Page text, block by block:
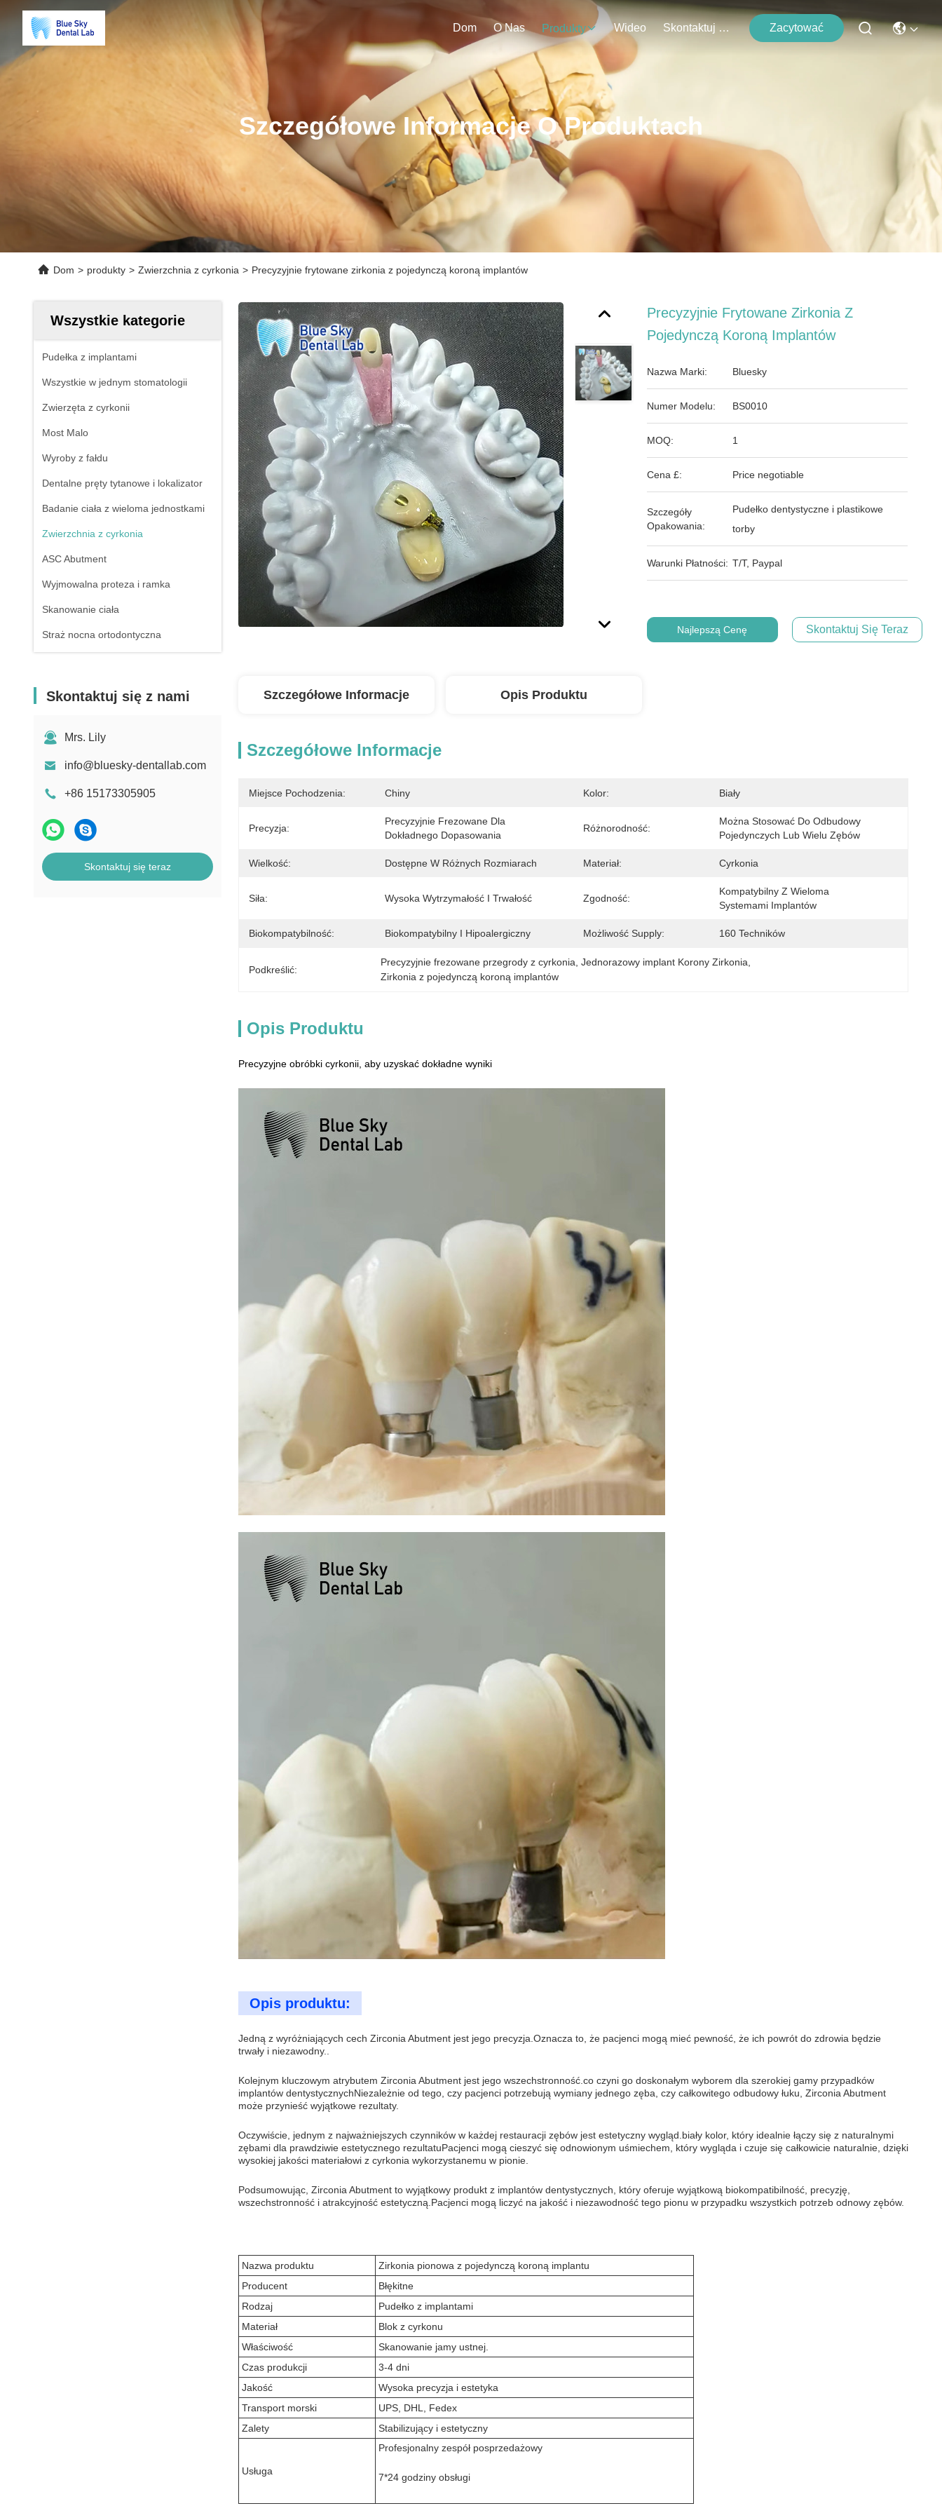
Dom O Nas Produkty Wideo Skontaktuj Się Z Nami Zacytować
Szczegółowe Informacje O Produktach
Dom > produkty > Zwierzchnia z cyrkonia > Precyzyjnie frytowane zirkonia z pojedynczą koroną implantów
Wszystkie kategorie
Pudełka z implantami
Wszystkie w jednym stomatologii
Zwierzęta z cyrkonii
Most Malo
Wyroby z fałdu
Dentalne pręty tytanowe i lokalizator
Badanie ciała z wieloma jednostkami
Zwierzchnia z cyrkonia
ASC Abutment
Wyjmowalna proteza i ramka
Skanowanie ciała
Straż nocna ortodontyczna
Skontaktuj się z nami
Mrs. Lily
info@bluesky-dentallab.com
+86 15173305905
Skontaktuj się teraz
Precyzyjnie Frytowane Zirkonia Z
Pojedynczą Koroną Implantów
Nazwa Marki: Bluesky
Numer Modelu: BS0010
MOQ: 1
Cena £: Price negotiable
Szczegóły
Opakowania:
Pudełko dentystyczne i plastikowe
torby
Warunki Płatności: T/T, Paypal
Najlepszą Cenę Skontaktuj Się Teraz
Szczegółowe Informacje Opis Produktu
Szczegółowe Informacje
Miejsce Pochodzenia: Chiny Kolor: Biały
Precyzja:
Precyzyjnie Frezowane Dla
Dokładnego Dopasowania
Różnorodność:
Można Stosować Do Odbudowy
Pojedynczych Lub Wielu Zębów
Wielkość: Dostępne W Różnych Rozmiarach Materiał: Cyrkonia
Siła: Wysoka Wytrzymałość I Trwałość Zgodność:
Kompatybilny Z Wieloma
Systemami Implantów
Biokompatybilność: Biokompatybilny I Hipoalergiczny Możliwość Supply: 160 Techników
Podkreślić:
Precyzyjnie frezowane przegrody z cyrkonia , Jednorazowy implant Korony Zirkonia
Zirkonia z pojedynczą koroną implantów
Opis Produktu
Precyzyjne obróbki cyrkonii, aby uzyskać dokładne wyniki
Opis produktu:
Jedną z wyróżniających cech Zirconia Abutment jest jego precyzja.Oznacza to, że pacjenci mogą mieć pewność, że ich powrót do zdrowia będzie
trwały i niezawodny..
Kolejnym kluczowym atrybutem Zirconia Abutment jest jego wszechstronność.co czyni go doskonałym wyborem dla szerokiej gamy przypadków
implantów dentystycznychNiezależnie od tego, czy pacjenci potrzebują wymiany jednego zęba, czy całkowitego odbudowy łuku, Zirconia Abutment
może przynieść wyjątkowe rezultaty.
Oczywiście, jednym z najważniejszych czynników w każdej restauracji zębów jest estetyczny wygląd.biały kolor, który idealnie łączy się z naturalnymi
zębami dla prawdziwie estetycznego rezultatuPacjenci mogą cieszyć się odnowionym uśmiechem, który wygląda i czuje się całkowicie naturalnie, dzięki
wysokiej jakości materiałowi z cyrkonia wykorzystanemu w pionie.
Podsumowując, Zirconia Abutment to wyjątkowy produkt z implantów dentystycznych, który oferuje wyjątkową biokompatibilność, precyzję,
wszechstronność i atrakcyjność estetyczną.Pacjenci mogą liczyć na jakość i niezawodność tego pionu w przypadku wszystkich potrzeb odnowy zębów.
Nazwa produktu
Zirkonia pionowa z pojedynczą koroną implantu
Producent
Błękitne
Rodzaj
Pudełko z implantami
Materiał
Blok z cyrkonu
Właściwość
Skanowanie jamy ustnej.
Czas produkcji
3-4 dni
Jakość
Wysoka precyzja i estetyka
Transport morski
UPS, DHL, Fedex
Zalety
Stabilizujący i estetyczny
Usługa
Profesjonalny zespół posprzedażowy
7*24 godziny obsługi